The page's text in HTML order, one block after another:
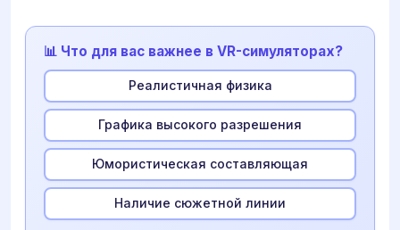
📊 Что для вас важнее в VR-симуляторах?
Реалистичная физика
Графика высокого разрешения
Юмористическая составляющая
Наличие сюжетной линии